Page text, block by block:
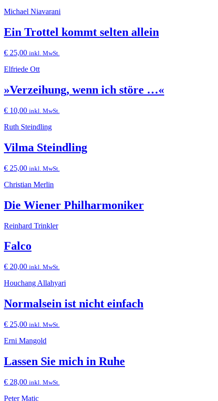
Michael Niavarani
Ein Trottel kommt selten allein
€ 25,00 inkl. MwSt.
Elfriede Ott
»Verzeihung, wenn ich störe …«
€ 10,00 inkl. MwSt.
Ruth Steindling
Vilma Steindling
€ 25,00 inkl. MwSt.
Christian Merlin
Die Wiener Philharmoniker
Reinhard Trinkler
Falco
€ 20,00 inkl. MwSt.
Houchang Allahyari
Normalsein ist nicht einfach
€ 25,00 inkl. MwSt.
Erni Mangold
Lassen Sie mich in Ruhe
€ 28,00 inkl. MwSt.
Peter Matic